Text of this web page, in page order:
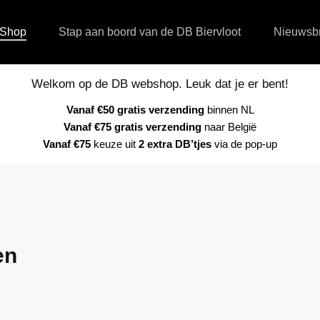
Shop Stap aan boord van de DB Biervloot
Welkom op de DB webshop. Leuk dat je er bent!
Vanaf €50 gratis verzendingbinnen NL
Vanaf €75 gratis verzending naar België
Vanaf €75 keuze uit 2 extra DB’tjes via de pop-up